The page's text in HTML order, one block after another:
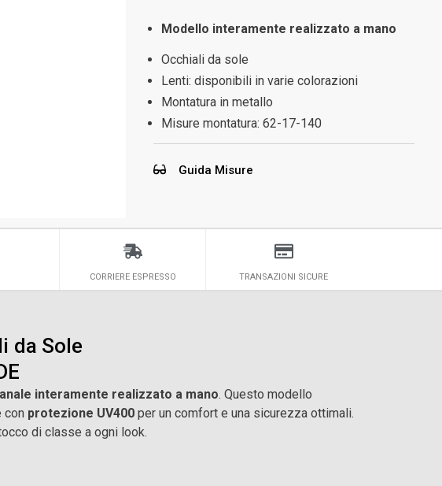
Modello interamente realizzato a mano
Occhiali da sole
Lenti: disponibili in varie colorazioni
Montatura in metallo
Misure montatura: 62-17-140
Guida Misure
CORRIERE ESPRESSO TRANSAZIONI SICURE
da Sole
interamente realizzato a mano. Questo modello
con protezione UV400 per un comfort e una sicurezza ottimali.
di classe a ogni look.